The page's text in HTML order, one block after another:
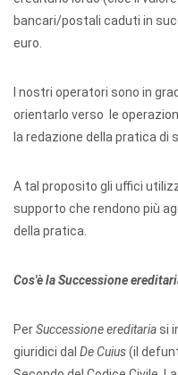
bancari/postali caduti in
euro.
I nostri operatori sono in
orientarlo verso le
la redazione della pratica di
A tal proposito gli uffici
supporto che rendono più
della pratica.
Cos'è la Successione
PerSuccessione ereditariasi
giuridici dal De Cuius(il